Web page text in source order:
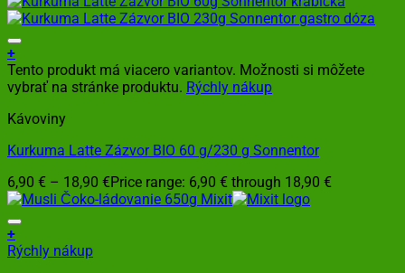
+
Tento produkt má viacero variantov. Možnosti si môžete
vybrať na stránke produktu. Rýchly nákup
Kávoviny
Kurkuma Latte Zázvor BIO 60 g/230 g Sonnentor
6,90 € – 18,90 €Price range: 6,90 € through 18,90 €
+
Rýchly nákup